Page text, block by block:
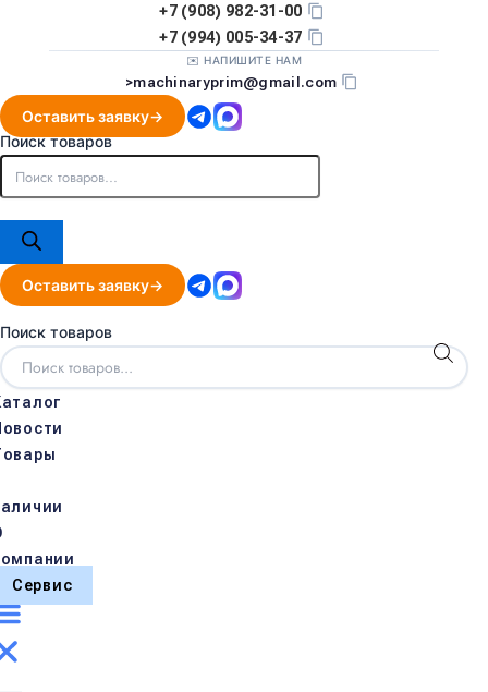
+7 (908) 982-31-00
+7 (994) 005-34-37
✉️ НАПИШИТЕ НАМ
>machinaryprim@gmail.com
Оставить заявку
Поиск товаров
Оставить заявку
Поиск товаров
Сервис